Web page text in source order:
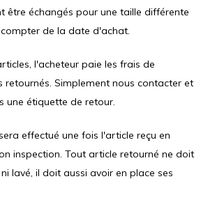
être échangés pour une taille différente
de la date d'achat.
l'acheteur paie les frais de
retournés. Simplement nous contacter et
une étiquette de retour.
effectué une fois l'article reçu en
inspection. Tout article retourné ne doit
lavé, il doit aussi avoir en place ses